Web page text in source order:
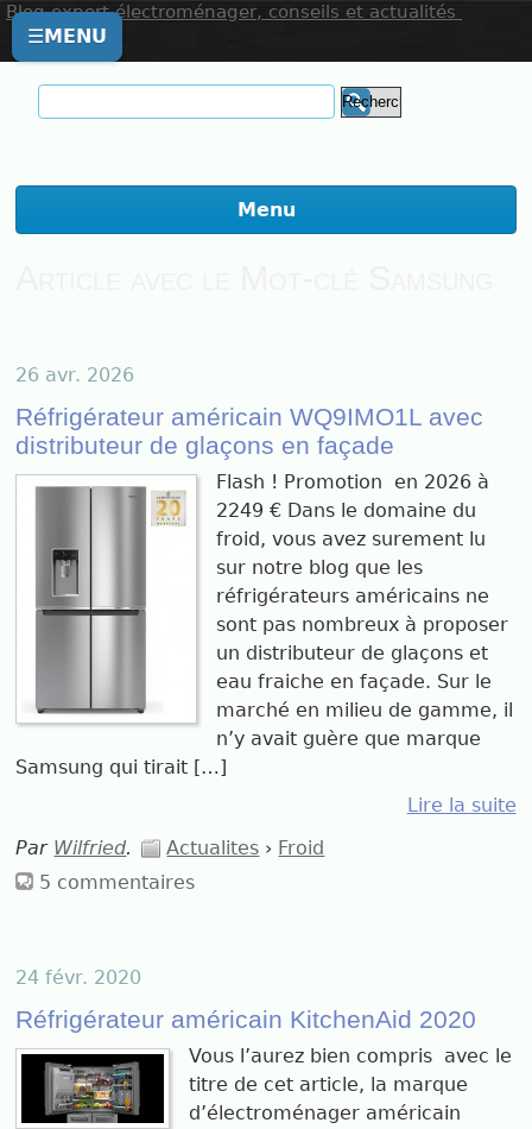
Blog expert électroménager, conseils et actualités
☰MENU
Menu
26 avr. 2026
Réfrigérateur américain WQ9IMO1L avec
distributeur de glaçons en façade
Flash ! Promotion en 2026 à
2249 € Dans le domaine du
froid, vous avez surement lu
sur notre blog que les
réfrigérateurs américains ne
sont pas nombreux à proposer
un distributeur de glaçons et
eau fraiche en façade. Sur le
marché en milieu de gamme, il
n’y avait guère que marque
Samsung qui tirait […]
Lire la suite
Par Wilfried. Actualites › Froid
5 commentaires
24 févr. 2020
Réfrigérateur américain KitchenAid 2020
Vous l’aurez bien compris avec le
titre de cet article, la marque
d’électroménager américain